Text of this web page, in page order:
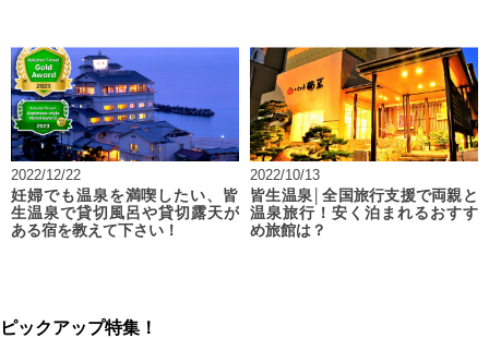
2022/12/22
妊婦でも温泉を満喫したい、皆
生温泉で貸切風呂や貸切露天が
ある宿を教えて下さい！
2022/10/13
皆生温泉│全国旅行支援で両親と
温泉旅行！安く泊まれるおすす
め旅館は？
ピックアップ特集！